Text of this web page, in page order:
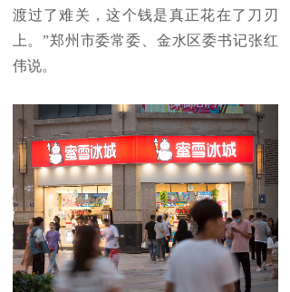
渡过了难关，这个钱是真正花在了刀刃
上。”郑州市委常委、金水区委书记张红
伟说。